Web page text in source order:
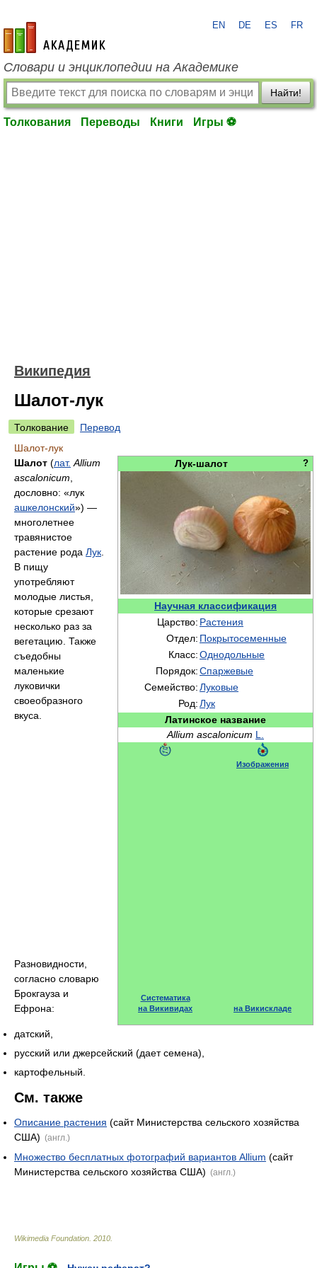
academic.ru
EN DE ES FR
Словари и энциклопедии на Академике
Найти!
Толкования Переводы Книги Игры ⚽
Википедия
Шалот-лук
Толкование
Перевод
Шалот-лук
?
Лук-шалот
Научная классификация
Царство: Растения
Отдел: Покрытосеменные
Класс:Однодольные
Порядок:Спаржевые
Семейство:Луковые
Род:Лук
Латинское название
Allium ascalonicum L.
Систематика
на Викивидах
Изображения
на Викискладе
Шалот (лат. Allium
ascalonicum
дословно: «лук
ашкелонский») —
многолетнее
травянистое
растение рода Лук
В пищу
употребляют
молодые листья,
которые срезают
несколько раз за
вегетацию. Также
съедобны
маленькие
луковички
своеобразного
вкуса.
Разновидности,
согласно словарю
Брокгауза и
Ефрона:
датский,
русский или джерсейский (дает семена),
картофельный.
См. также
Описание растения (сайт Министерства сельского хозяйства
США) (англ.)
Множество бесплатных фотографий вариантов Allium (сайт
Министерства сельского хозяйства США) (англ.)
Wikimedia Foundation 2010